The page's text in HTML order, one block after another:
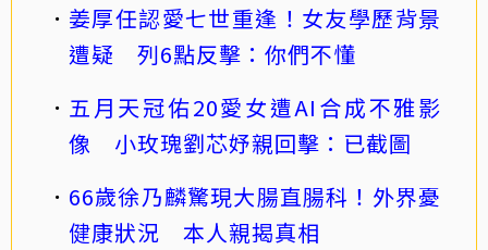
姜厚任認愛七世重逢！女友學歷背景
遭疑 列6點反擊：你們不懂
五月天冠佑20愛女遭AI合成不雅影
像 小玫瑰劉芯妤親回擊：已截圖
66歲徐乃麟驚現大腸直腸科！外界憂
健康狀況 本人親揭真相